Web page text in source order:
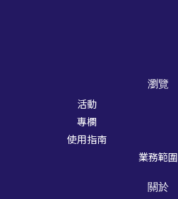
瀏覽
活動
專欄
使用指南
業務範圍
關於